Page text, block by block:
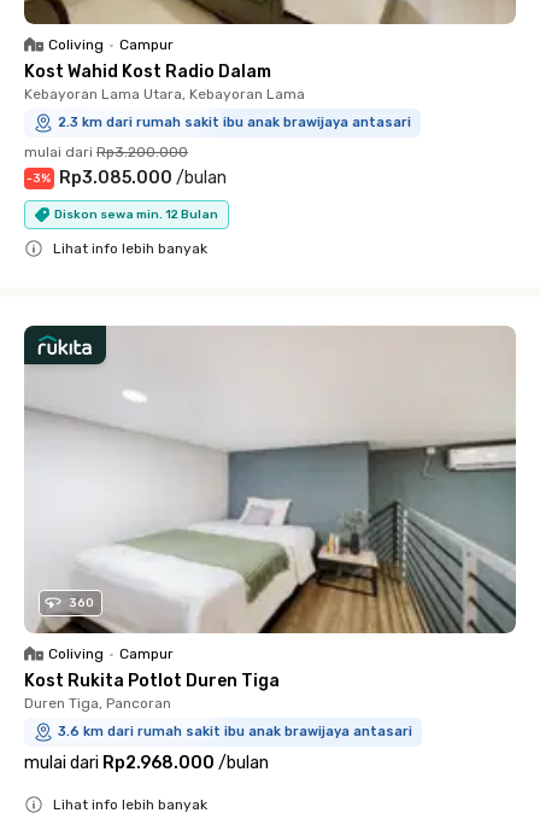
Coliving • Campur
Kost Wahid Kost Radio Dalam
Kebayoran Lama Utara, Kebayoran Lama
2.3 km dari rumah sakit ibu anak brawijaya antasari
mulai dari Rp3.200.000
-3% Rp3.085.000 /bulan
Diskon sewa min. 12 Bulan
Lihat info lebih banyak
360
Coliving • Campur
Kost Rukita Potlot Duren Tiga
Duren Tiga, Pancoran
3.6 km dari rumah sakit ibu anak brawijaya antasari
mulai dari Rp2.968.000 /bulan
Lihat info lebih banyak